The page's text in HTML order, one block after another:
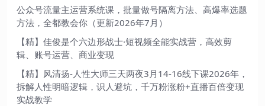
公众号流量主运营系统课，批量做号隔离方法、高爆率选题
方法，全都教会你（更新2026年7月）
【精】佳俊是个六边形战士·短视频全能实战营，高效剪
辑、账号运营、商业变现
【精】风清扬-人性大师三天两夜3月14-16线下课2026年，
拆解人性明暗逻辑，识人避坑，千万粉涨粉+直播百倍变现
实战教学